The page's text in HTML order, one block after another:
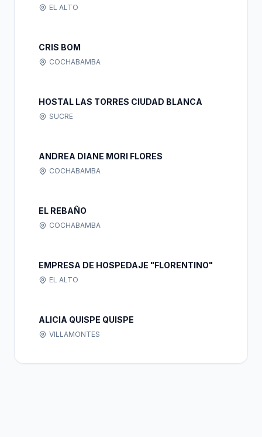
EL ALTO
CRIS BOM
COCHABAMBA
HOSTAL LAS TORRES CIUDAD BLANCA
SUCRE
ANDREA DIANE MORI FLORES
COCHABAMBA
EL REBAÑO
COCHABAMBA
EMPRESA DE HOSPEDAJE "FLORENTINO"
EL ALTO
ALICIA QUISPE QUISPE
VILLAMONTES